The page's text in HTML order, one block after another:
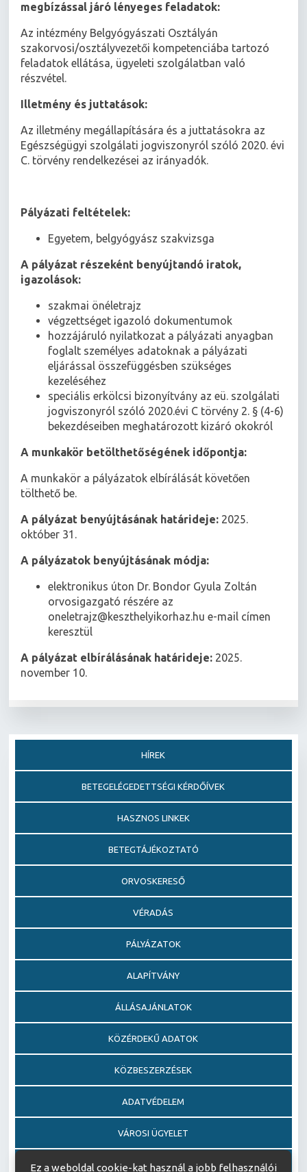
megbízással járó lényeges feladatok:
Az intézmény Belgyógyászati Osztályán
szakorvosi/osztályvezetői kompetenciába tartozó
feladatok ellátása, ügyeleti szolgálatban való
részvétel.
Illetmény és juttatások:
Az illetmény megállapítására és a juttatásokra az
Egészségügyi szolgálati jogviszonyról szóló 2020. évi
C. törvény rendelkezései az irányadók.
Pályázati feltételek:
Egyetem, belgyógyász szakvizsga
A pályázat részeként benyújtandó iratok,
igazolások:
szakmai önéletrajz
végzettséget igazoló dokumentumok
hozzájáruló nyilatkozat a pályázati anyagban
foglalt személyes adatoknak a pályázati
eljárással összefüggésben szükséges
kezeléséhez
speciális erkölcsi bizonyítvány az eü. szolgálati
jogviszonyról szóló 2020.évi C törvény 2. § (4-6)
bekezdéseiben meghatározott kizáró okokról
A munkakör betölthetőségének időpontja:
A munkakör a pályázatok elbírálását követően
tölthető be.
A pályázat benyújtásának határideje: 2025.
október 31.
A pályázatok benyújtásának módja:
elektronikus úton Dr. Bondor Gyula Zoltán
orvosigazgató részére az
oneletrajz@keszthelyikorhaz.hu e-mail címen
keresztül
A pályázat elbírálásának határideje: 2025.
november 10.
HÍREK
BETEGELÉGEDETTSÉGI KÉRDŐÍVEK
HASZNOS LINKEK
BETEGTÁJÉKOZTATÓ
ORVOSKERESŐ
VÉRADÁS
PÁLYÁZATOK
ALAPÍTVÁNY
ÁLLÁSAJÁNLATOK
KÖZÉRDEKŰ ADATOK
KÖZBESZERZÉSEK
ADATVÉDELEM
VÁROSI ÜGYELET
EGÉSZSÉGFEJLESZTŐ KÓRHÁZ DÍJ PÁLYÁZAT
Ez a weboldal cookie-kat használ a jobb felhasználói